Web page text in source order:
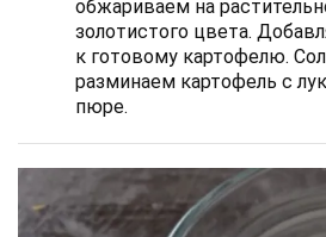
обжариваем на
золотистого цвета.
к готовому картофелю.
разминаем картофель с
пюре.